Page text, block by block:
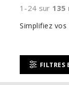
1-24 sur 135
Simplifiez